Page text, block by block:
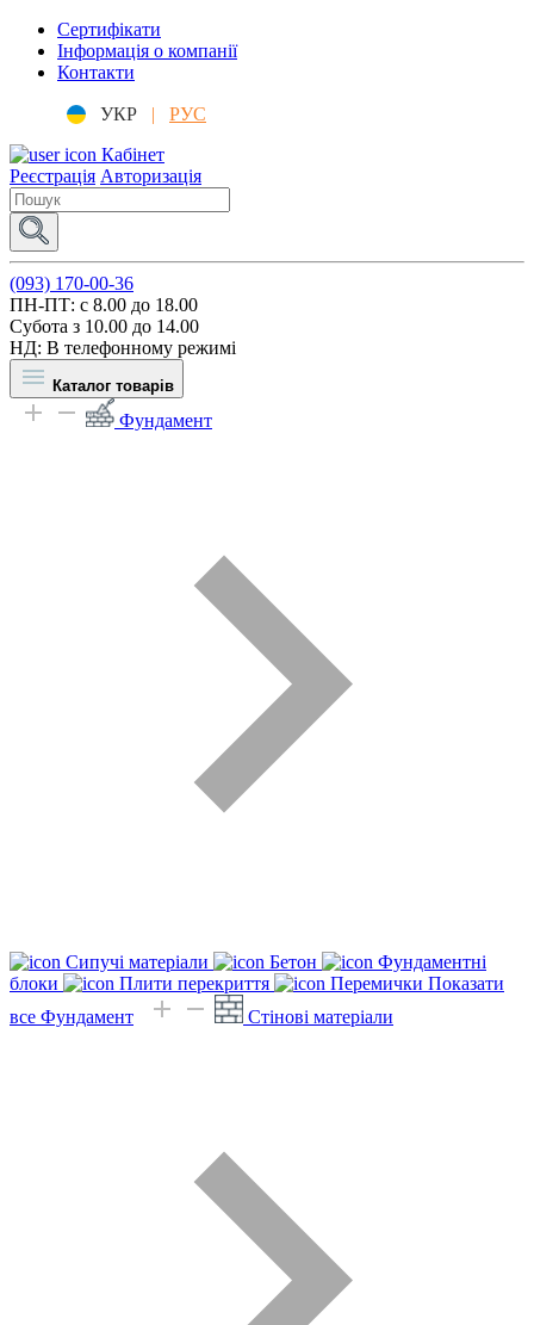
Сертифікати
Інформація о компанії
Контакти
УКР |
РУС
Кабінет
Реєстрація Авторизація
(093) 170-00-36
ПН-ПТ: c 8.00 до 18.00
Субота з 10.00 до 14.00
НД: В телефонному режимі
Каталог товарів
Фундамент
Сипучі матеріали Бетон
Фундаментні
блоки
Плити перекриття Перемички Показати
все Фундамент
Стінові матеріали